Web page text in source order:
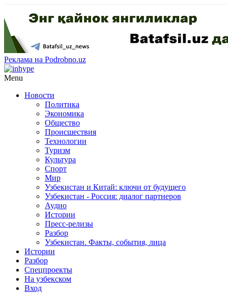
Реклама на Podrobno.uz
Menu
Новости
Политика
Экономика
Общество
Происшествия
Технологии
Туризм
Культура
Спорт
Мир
Узбекистан и Китай: ключи от будущего
Узбекистан - Россия: диалог партнеров
Аудио
Истории
Пресс-релизы
Разбор
Узбекистан. Факты, события, лица
Истории
Разбор
Спецпроекты
На узбекском
Вход